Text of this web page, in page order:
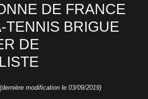
DE FRANCE
TENNIS BRIGUE
DE
modification le 03/09/2019)